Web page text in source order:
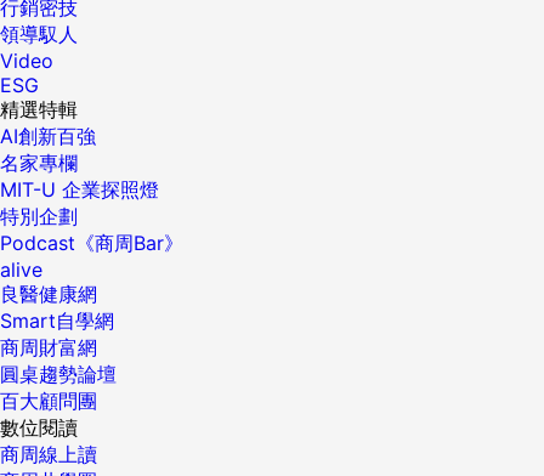
行銷密技
領導馭人
Video
ESG
精選特輯
AI創新百強
名家專欄
MIT-U 企業探照燈
特別企劃
Podcast《商周Bar》
alive
良醫健康網
Smart自學網
商周財富網
圓桌趨勢論壇
百大顧問團
數位閱讀
商周線上讀